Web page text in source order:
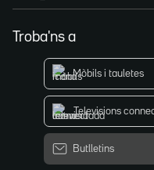
Troba'ns a
Mòbils i tauletes
Televisions
Butlletins